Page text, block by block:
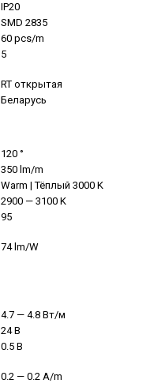
IP20
SMD 2835
60 pcs/m
5
RT открытая
Беларусь
120 °
350 lm/m
Warm | Тёплый 3000 K
2900 — 3100 K
95
74 lm/W
4.7 — 4.8 Вт/м
24 В
0.5 В
0.2 — 0.2 A/m